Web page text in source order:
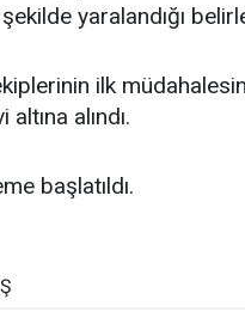
yaralandığı
ilk
alındı.
başlatıldı.